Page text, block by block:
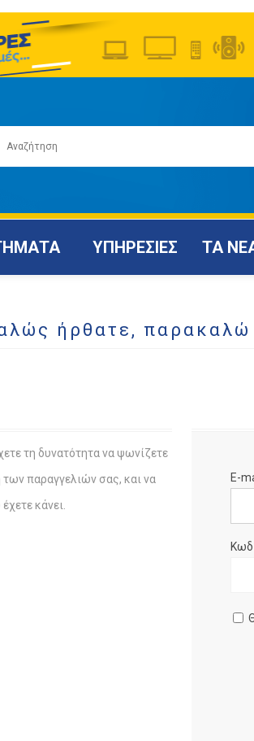
ΥΠΗΡΕΣΙΕΣ ΤΑ
ήρθατε, παρακαλώ
τη δυνατότητα να ψωνίζετε
των παραγγελιών σας, και να
κάνει.
E-